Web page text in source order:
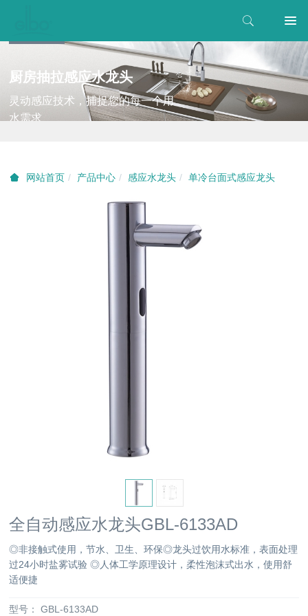
厨房抽拉感应水龙头
灵动感应技术，捕捉您的每一个用
水需求
网站首页 产品中心 感应水龙头 单冷台面式感应龙头
全自动感应水龙头GBL-6133AD
◎非接触式使用，节水、卫生、环保◎龙头过饮用水标准，表面处理
过24小时盐雾试验 ◎人体工学原理设计，柔性泡沫式出水，使用舒
适便捷
型号：
GBL-6133AD